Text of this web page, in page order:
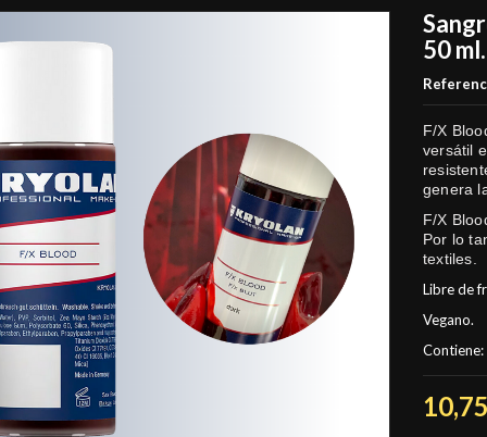
50 ml.
F/X
versátil
genera
F/X
Por lo
textiles.
Libre de
Vegano.
Contiene: